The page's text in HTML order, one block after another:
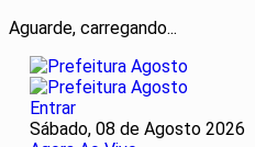
Aguarde, carregando...
Entrar
Sábado, 08 de Agosto 2026